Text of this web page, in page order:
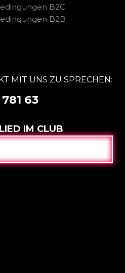
B2C
B2B
MIT UNS ZU SPRECHEN:
63
IM CLUB